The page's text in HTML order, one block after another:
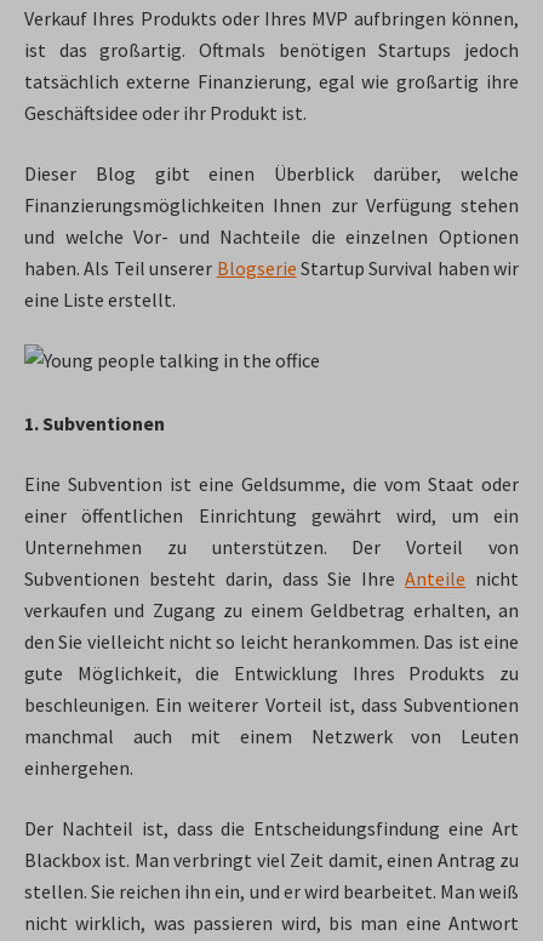
Verkauf Ihres Produkts oder Ihres MVP aufbringen können,
ist das großartig. Oftmals benötigen Startups jedoch
tatsächlich externe Finanzierung, egal wie großartig ihre
Geschäftsidee oder ihr Produkt ist.
Dieser Blog gibt einen Überblick darüber, welche
Finanzierungsmöglichkeiten Ihnen zur Verfügung stehen
und welche Vor- und Nachteile die einzelnen Optionen
haben. Als Teil unserer Blogserie Startup Survival haben wir
eine Liste erstellt.
1. Subventionen
Eine Subvention ist eine Geldsumme, die vom Staat oder
einer öffentlichen Einrichtung gewährt wird, um ein
Unternehmen zu unterstützen. Der Vorteil von
Subventionen besteht darin, dass Sie IhreAnteile nicht
verkaufen und Zugang zu einem Geldbetrag erhalten, an
den Sie vielleicht nicht so leicht herankommen. Das ist eine
gute Möglichkeit, die Entwicklung Ihres Produkts zu
beschleunigen. Ein weiterer Vorteil ist, dass Subventionen
manchmal auch mit einem Netzwerk von Leuten
einhergehen.
Der Nachteil ist, dass die Entscheidungsfindung eine Art
Blackbox ist. Man verbringt viel Zeit damit, einen Antrag zu
stellen. Sie reichen ihn ein, und er wird bearbeitet. Man weiß
nicht wirklich, was passieren wird, bis man eine Antwort